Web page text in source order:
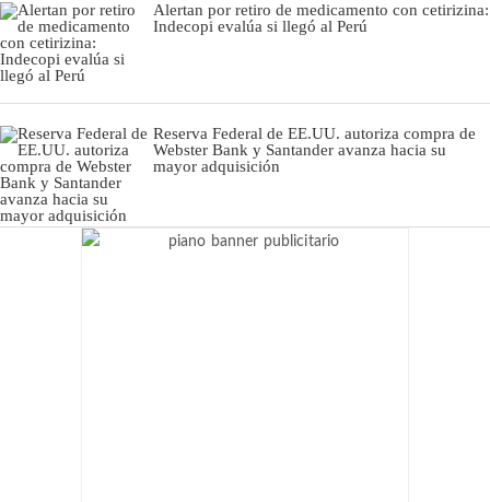
Alertan por retiro de medicamento con cetirizina:
Indecopi evalúa si llegó al Perú
Reserva Federal de EE.UU. autoriza compra de
Webster Bank y Santander avanza hacia su
mayor adquisición